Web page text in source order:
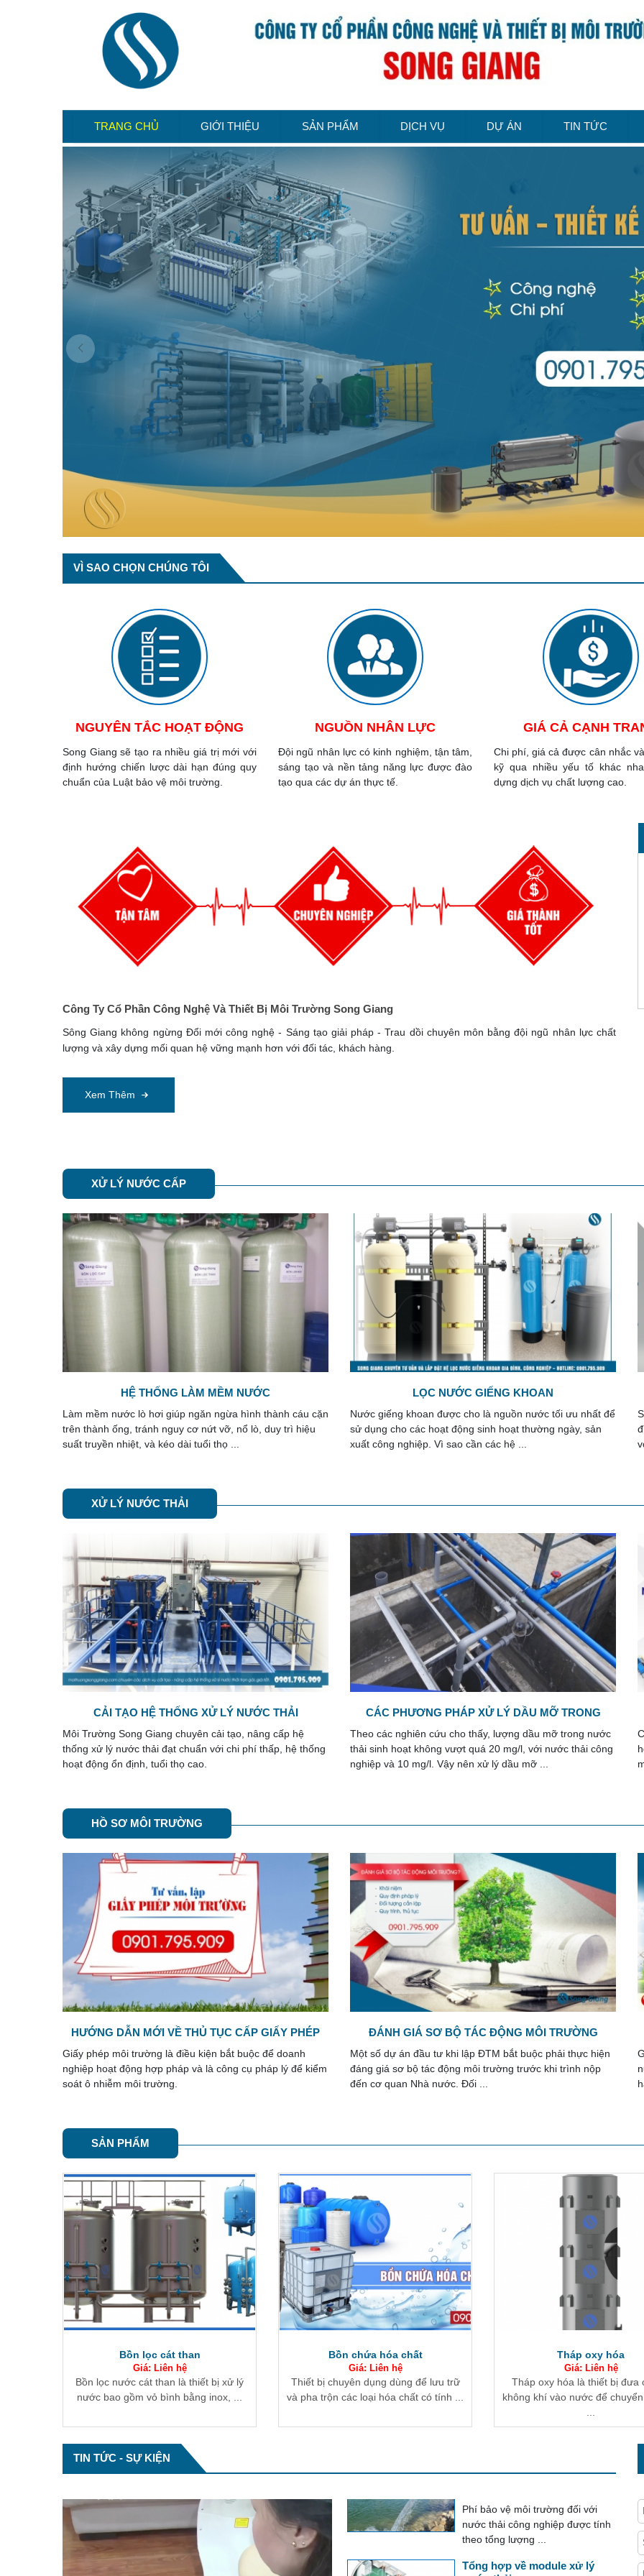
TRANG CHỦ GIỚI THIỆU SẢN PHẨM DỊCH VỤ DỰ ÁN TIN TỨC
VÌ SAO CHỌN CHÚNG TÔI
NGUYÊN TẮC HOẠT ĐỘNG
Song Giang sẽ tạo ra nhiều giá trị mới với
định hướng chiến lược dài hạn đúng quy
chuẩn của Luật bảo vệ môi trường.
NGUỒN NHÂN LỰC
Đội ngũ nhân lực có kinh nghiệm, tận tâm,
sáng tạo và nền tảng năng lực được đào
tạo qua các dự án thực tế.
GIÁ CẢ CẠNH
Chi phí, giá cả được cân nhắc
kỹ qua nhiều yếu tố khác
dựng dịch vụ chất lượng cao.
Công Ty Cổ Phần Công Nghệ Và Thiết Bị Môi Trường Song Giang
Sông Giang không ngừng Đổi mới công nghệ - Sáng tạo giải pháp - Trau dồi chuyên môn bằng đội ngũ nhân lực chất
lượng và xây dựng mối quan hệ vững mạnh hơn với đối tác, khách hàng.
Xem Thêm
XỬ LÝ NƯỚC CẤP
LỌC NƯỚC GIẾNG KHOAN
Nước giếng khoan được cho là nguồn nước tối ưu nhất để
sử dụng cho các hoạt động sinh hoạt thường ngày, sản
xuất công nghiệp. Vì sao cần các hệ ...
HỆ THỐNG RO
Song Giang chuyên tư vấn, lắp đặt các hệ thống RO gia
đình - công nghiệp với các công suất khác nhau phù hợp
với nhu cầu sử dụng. Cam kết chất lượng các ...
XỬ LÝ NƯỚC THẢI
CÁC PHƯƠNG PHÁP XỬ LÝ DẦU MỠ TRONG
NƯỚC THẢI
Theo các nghiên cứu cho thấy, lượng dầu mỡ trong nước
thải sinh hoạt không vượt quá 20 mg/l, với nước thải công
nghiệp và 10 mg/l. Vậy nên xử lý dầu mỡ ...
THIẾT KẾ HỆ THỐNG XỬ LÝ NƯỚC THẢI CHUNG
CƯ
Công ty môi trường Song Giang nhận tư vấn và thiết kế
hệ thống xử lý nước thải chung cư trọn gói đảm bảo đạt
mọi yêu cầu của các chủ đầu tư, cũng ...
HỒ SƠ MÔI TRƯỜNG
ĐÁNH GIÁ SƠ BỘ TÁC ĐỘNG MÔI TRƯỜNG
Một số dự án đầu tư khi lập ĐTM bắt buộc phải thực hiện
đáng giá sơ bộ tác động môi trường trước khi trình nộp
đến cơ quan Nhà nước. Đối ...
NỘI DUNG GIẤY PHÉP MÔI TRƯỜNG
Giấy phép môi trường là thủ tục hồ sơ mới được Nhà
nước quy định thông qua nhiều văn bản luật mới ban
hành và áp dụng kể từ năm 2022.
SẢN PHẨM
Bồn chứa hóa chất
Giá: Liên hệ
Thiết bị chuyên dụng dùng để lưu trữ
và pha trộn các loại hóa chất có tính ...
Tháp oxy hóa
Giá: Liên hệ
Tháp oxy hóa là thiết bị đưa oxy từ
không khí vào nước để chuyển hóa sắt
Bể tuyển nổi hình chữ
Giá: Liên hệ
Thiết bị kỹ thuật tiên tiến
thống xử lý nước thải vận
TIN TỨC - SỰ KIỆN
Tổng hợp về module xử lý
nước thải
Module xử lý nước thải là hệ
Bể lắng và công nghệ xử lý
Trong các công nghệ xử lý nước
Nước cứng và làm mềm nước
cứng
Nước là tài nguyên thiết yếu cho
mọi hoạt động sống và sản ...
Xử lý nước thải ứng dụng vật
EBB là một khối vật liệu sinh học
tổng hợp xốp, được tẩm các vi
khuẩn hiếu khí ...
Phương pháp tính phí bảo vệ
môi trường đối với nước thải
nước thải công nghiệp được tính
Tổng hợp về module xử lý
nước thải
Module xử lý nước thải là hệ
thống tích hợp toàn bộ các thiết